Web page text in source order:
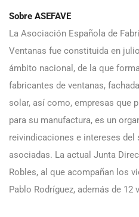
Sobre ASEFAVE
La Asociación Española de
Ventanas fue constituida en
ámbito nacional, de la que
fabricantes de ventanas,
solar, así como, empresas que
para su manufactura, es un
reivindicaciones e intereses del
asociadas. La actual Junta
Robles, al que acompañan los
Pablo Rodríguez, además de 12